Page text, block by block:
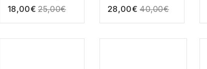
18,00€ 25,00€ 28,00€ 40,00€